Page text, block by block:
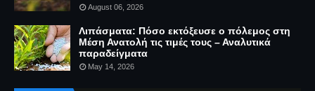
August 06, 2026
Λιπάσματα: Πόσο εκτόξευσε ο πόλεμος στη
Μέση Ανατολή τις τιμές τους – Αναλυτικά
παραδείγματα
May 14, 2026